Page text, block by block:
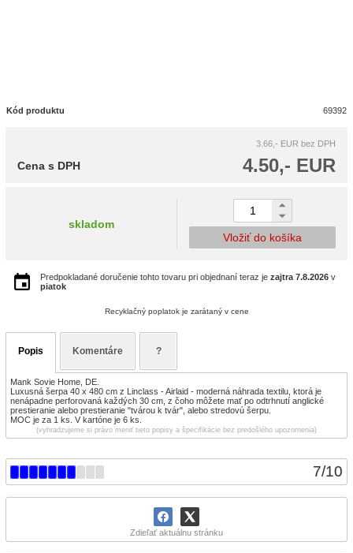
7/10
Zdieľať aktuálnu stránku
Kód produktu 69392
3.66,- EUR bez DPH
4.50,- EUR
Cena s DPH
skladom
Vložiť do košíka
Predpokladané doručenie tohto tovaru pri objednaní teraz je zajtra 7.8.2026 v
piatok
Recyklačný poplatok je zarátaný v cene
Popis Komentáre ?
Mank Sovie Home, DE.
Luxusná šerpa 40 x 480 cm z Linclass - Airlaid - moderná náhrada textilu, ktorá je
nenápadne perforovaná každých 30 cm, z čoho môžete mať po odtrhnutí anglické
prestieranie alebo prestieranie "tvárou k tvár", alebo stredovú šerpu.
MOC je za 1 ks. V kartóne je 6 ks.
(vyhradzujeme si právo meniť tieto popisy a špecifikácie bez predošlého upozornenia)